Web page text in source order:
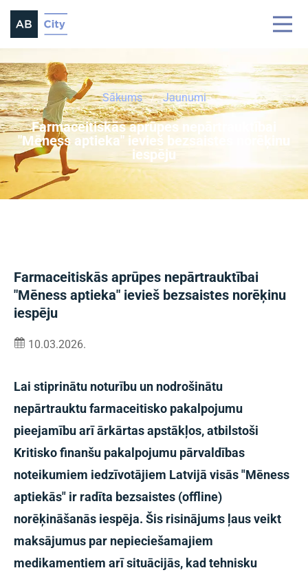
Sākums Jaunumi
Farmaceitiskās aprūpes nepārtrauktībai
"Mēness aptieka" ievieš bezsaistes norēķinu
iespēju
Farmaceitiskās aprūpes nepārtrauktībai
"Mēness aptieka" ievieš bezsaistes norēķinu
iespēju
10.03.2026.
Lai stiprinātu noturību un nodrošinātu
nepārtrauktu farmaceitisko pakalpojumu
pieejamību arī ārkārtas apstākļos, atbilstoši
Kritisko finanšu pakalpojumu pārvaldības
noteikumiem iedzīvotājiem Latvijā visās "Mēness
aptiekās" ir radīta bezsaistes (offline)
norēķināšanās iespēja. Šis risinājums ļaus veikt
maksājumus par nepieciešamajiem
medikamentiem arī situācijās, kad tehnisku